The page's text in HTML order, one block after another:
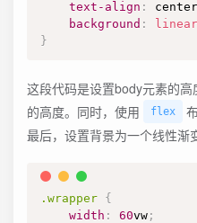
text-align : center
background :
}
这段代码是设置body元素的
的高度。同时，使用
flex
最后，设置背景为一个线性渐
.wrapper {
width : 60vw ;